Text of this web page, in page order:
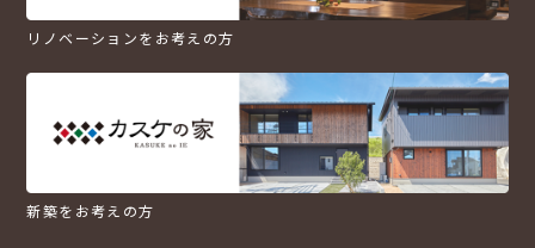
リノベーションをお考えの方
新築をお考えの方